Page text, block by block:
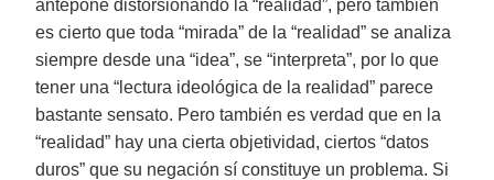
antepone distorsionando la “realidad”, pero también
es cierto que toda “mirada” de la “realidad” se analiza
siempre desde una “idea”, se “interpreta”, por lo que
tener una “lectura ideológica de la realidad” parece
bastante sensato. Pero también es verdad que en la
“realidad” hay una cierta objetividad, ciertos “datos
duros” que su negación sí constituye un problema. Si